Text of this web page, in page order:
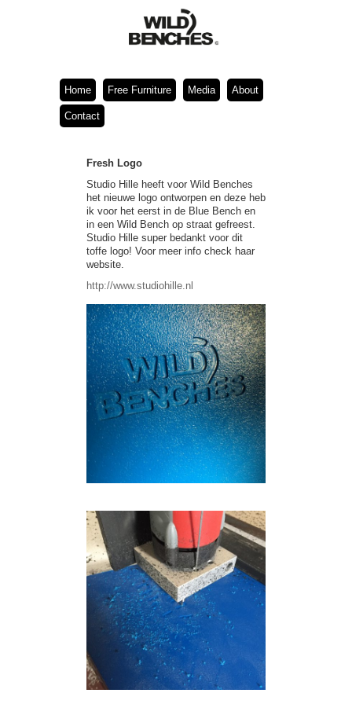
Home Free Furniture Media About
Contact
Fresh Logo
Studio Hille heeft voor Wild Benches
het nieuwe logo ontworpen en deze heb
ik voor het eerst in de Blue Bench en
in een Wild Bench op straat gefreest.
Studio Hille super bedankt voor dit
toffe logo! Voor meer info check haar
website.
http://www.studiohille.nl